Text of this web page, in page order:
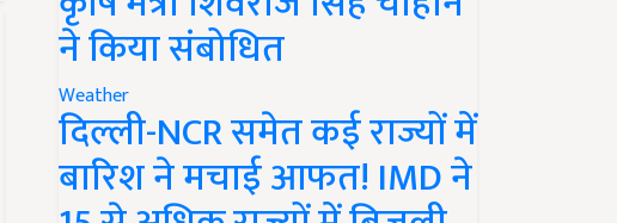
ने किया संबोधित
Weather
दिल्ली-NCR समेत कई राज्यों में
बारिश ने मचाई आफत! IMD ने